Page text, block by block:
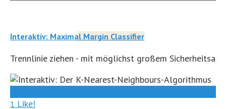
Interaktiv: Maximal Margin Classifier
Trennlinie ziehen - mit möglichst großem
1 Like!